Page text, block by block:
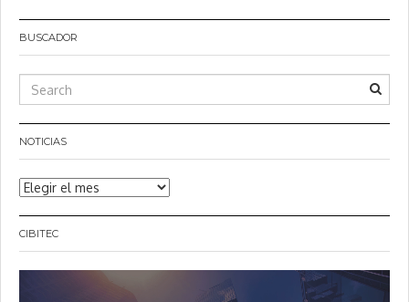
entradas
BUSCADOR
NOTICIAS
Noticias
CIBITEC